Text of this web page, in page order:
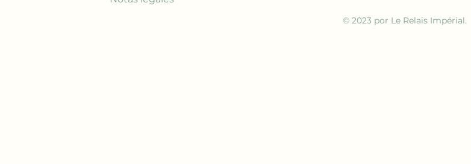
© 2023 por Le Relais Impérial.